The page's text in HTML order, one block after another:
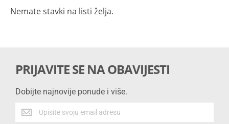
Nemate stavki na listi želja.
PRIJAVITE SE NA OBAVIJESTI
Dobijte najnovije ponude i više.
Dobijte
najnovije